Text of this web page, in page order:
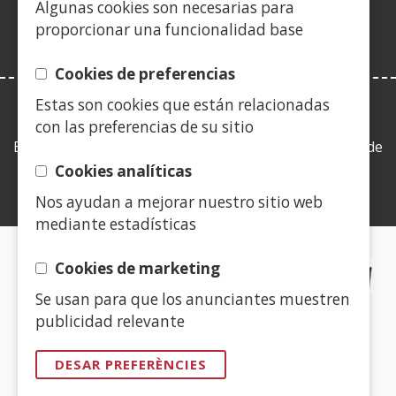
Algunas cookies son necesarias para
proporcionar una funcionalidad base
Cookies de preferencias
Estas son cookies que están relacionadas
con las preferencias de su sitio
Cookies analíticas
Nos ayudan a mejorar nuestro sitio web
mediante estadísticas
Cookies de marketing
Se usan para que los anunciantes muestren
publicidad relevante
DESAR PREFERÈNCIES
LEY DE TRANSPARENCIA
Esta web se ajusta a lo establecido en la Ley 19/2013, de
9 de diciembre, de transparencia, acceso a la
CERTIFICADOS DE CALIDAD